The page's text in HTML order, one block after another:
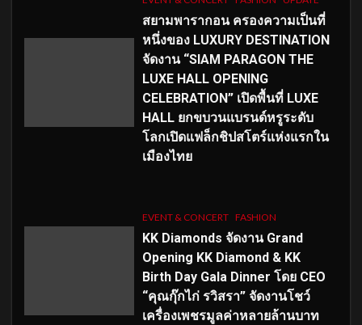
สยามพารากอน ครองความเป็นที่
หนึ่งของ LUXURY DESTINATION
จัดงาน “SIAM PARAGON THE
LUXE HALL OPENING
CELEBRATION” เปิดพื้นที่ LUXE
HALL ยกขบวนแบรนด์หรูระดับ
โลกเปิดแฟล็กชิปสโตร์แห่งแรกใน
เมืองไทย
EVENT & CONCERT FASHION
KK Diamonds จัดงาน Grand
Opening KK Diamond & KK
Birth Day Gala Dinner โดย CEO
“คุณกุ๊กไก่ รวิสรา” จัดงานโชว์
เครื่องเพชรมูลค่าหลายล้านบาท